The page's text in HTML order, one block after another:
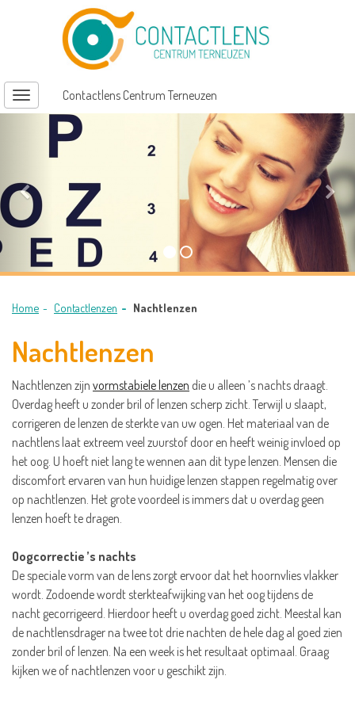
Toggle
navigation
Contactlens Centrum Terneuzen
Home Contactlenzen Nachtlenzen
Nachtlenzen
Nachtlenzen zijn vormstabiele lenzen die u alleen ’s nachts draagt.
Overdag heeft u zonder bril of lenzen scherp zicht. Terwijl u slaapt,
corrigeren de lenzen de sterkte van uw ogen. Het materiaal van de
nachtlens laat extreem veel zuurstof door en heeft weinig invloed op
het oog. U hoeft niet lang te wennen aan dit type lenzen. Mensen die
discomfort ervaren van hun huidige lenzen stappen regelmatig over
op nachtlenzen. Het grote voordeel is immers dat u overdag geen
lenzen hoeft te dragen.
Oogcorrectie ’s nachts
De speciale vorm van de lens zorgt ervoor dat het hoornvlies vlakker
wordt. Zodoende wordt sterkteafwijking van het oog tijdens de
nacht gecorrigeerd. Hierdoor heeft u overdag goed zicht. Meestal kan
de nachtlensdrager na twee tot drie nachten de hele dag al goed zien
zonder bril of lenzen. Na een week is het resultaat optimaal. Graag
kijken we of nachtlenzen voor u geschikt zijn.